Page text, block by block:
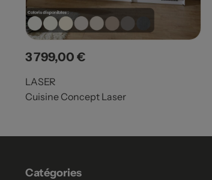
Prix
3 799,00 €
LASER
Cuisine Concept Laser
Catégories